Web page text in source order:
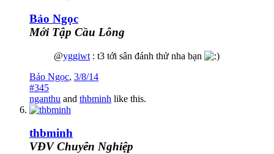
Bảo Ngọc
Mới Tập Cầu Lông
@yggiwt : t3 tới sân đánh thử nha bạn
Bảo Ngọc, 3/8/14
#345
nganthu and thbminh like this.
thbminh
VĐV Chuyên Nghiệp